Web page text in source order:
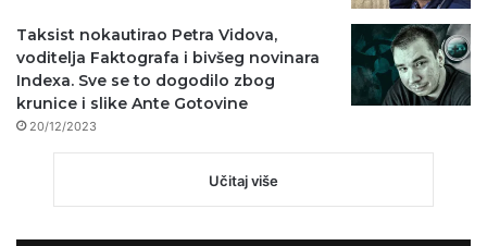
Taksist nokautirao Petra Vidova,
voditelja Faktografa i bivšeg novinara
Indexa. Sve se to dogodilo zbog
krunice i slike Ante Gotovine
20/12/2023
Učitaj više